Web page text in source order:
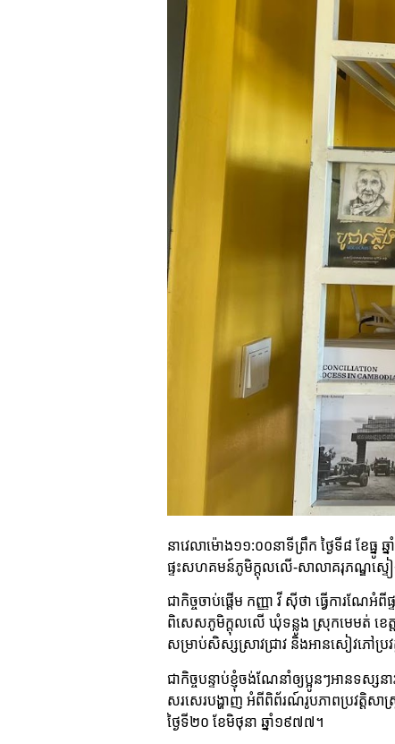
នាវេលាម៉ោង១១:០០នាទីព្រឹក ថ្ងៃទី៨ ខែ
ផ្ទះសហគមន៍ភូមិក្ដុលលើ-សាលាគរុភណ្ឌស្ទ
ជាកិច្ចចាប់ផ្ដើម កញ្ញា វី ស៊ីថា ធ្វើការ
ពិសេសភូមិក្ដុលលើ ឃុំទន្លូង ស្រុកមេមត់ ខេ
សម្រាប់សិស្សស្រាវជ្រាវ និងអានសៀវភៅប្រ
ជាកិច្ចបន្ទាប់ខ្ញុំចង់ណែនាំឲ្យប្អូនៗអានទស្
សរសេរបង្ហាញ អំពីពិព័រណ៍រូបភាពប្រវត្តិស
ថ្ងៃទី២០ ខែមិថុនា ឆ្នាំ១៩៧៧។